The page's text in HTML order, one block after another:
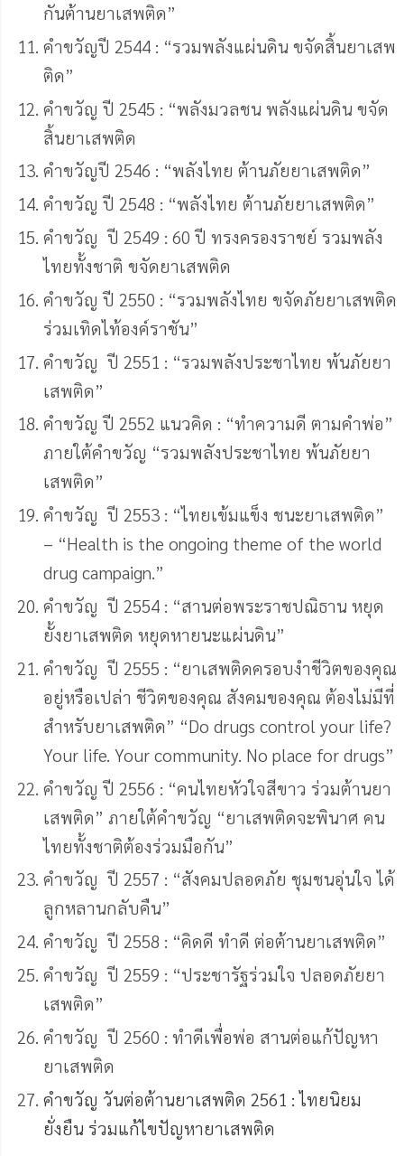
กันต้านยาเสพติด”
คําขวัญปี 2544 : “รวมพลังแผ่นดิน ขจัดสิ้นยาเสพ
ติด”
คําขวัญ ปี 2545 : “พลังมวลชน พลังแผ่นดิน ขจัด
สิ้นยาเสพติด
คําขวัญปี 2546 : “พลังไทย ต้านภัยยาเสพติด”
คำขวัญ ปี 2548 : “พลังไทย ต้านภัยยาเสพติด”
คำขวัญ ปี 2549 : 60 ปี ทรงครองราชย์ รวมพลัง
ไทยทั้งชาติ ขจัดยาเสพติด
คำขวัญ ปี 2550 : “รวมพลังไทย ขจัดภัยยาเสพติด
ร่วมเทิดไท้องค์ราชัน”
คำขวัญ ปี 2551 : “รวมพลังประชาไทย พ้นภัยยา
เสพติด”
คำขวัญ ปี 2552 แนวคิด : “ทำความดี ตามคำพ่อ”
ภายใต้คำขวัญ “รวมพลังประชาไทย พ้นภัยยา
เสพติด”
คำขวัญ ปี 2553 : “ไทยเข้มแข็ง ชนะยาเสพติด”
– “Health is the ongoing theme of the world
drug campaign.”
คำขวัญ ปี 2554 : “สานต่อพระราชปณิธาน หยุด
ยั้งยาเสพติด หยุดหายนะแผ่นดิน”
คำขวัญ ปี 2555 : “ยาเสพติดครอบงำชีวิตของคุณ
อยู่หรือเปล่า ชีวิตของคุณ สังคมของคุณ ต้องไม่มีที่
สำหรับยาเสพติด” “Do drugs control your life?
Your life. Your community. No place for drugs”
คำขวัญ ปี 2556 : “คนไทยหัวใจสีขาว ร่วมต้านยา
เสพติด” ภายใต้คำขวัญ “ยาเสพติดจะพินาศ คน
ไทยทั้งชาติต้องร่วมมือกัน”
คำขวัญ ปี 2557 : “สังคมปลอดภัย ชุมชนอุ่นใจ ได้
ลูกหลานกลับคืน”
คำขวัญ ปี 2558 : “คิดดี ทำดี ต่อต้านยาเสพติด”
คำขวัญ ปี 2559 : “ประชารัฐร่วมใจ ปลอดภัยยา
เสพติด”
คำขวัญ ปี 2560 : ทำดีเพื่อพ่อ สานต่อแก้ปัญหา
ยาเสพติด
คำขวัญ วันต่อต้านยาเสพติด 2561 : ไทยนิยม
ยั่งยืน ร่วมแก้ไขปัญหายาเสพติด